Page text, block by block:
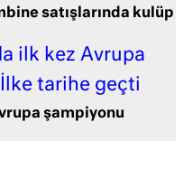
satışlarında kulüp
şampiyonu